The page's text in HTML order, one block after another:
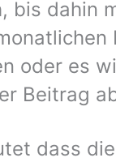
bis dahin
oder es
Beitrag
dass